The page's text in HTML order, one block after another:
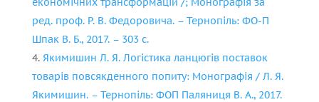
ред. проф. Р. В. Федоровича. – Тернопіль: ФО-П
Шпак В. Б., 2017. – 303 с.
Якимишин Л. Я. Логістика ланцюгів поставок
товарів повсякденного попиту: Монографія / Л. Я.
Якимишин. – Тернопіль: ФОП Паляниця В. А., 2017.